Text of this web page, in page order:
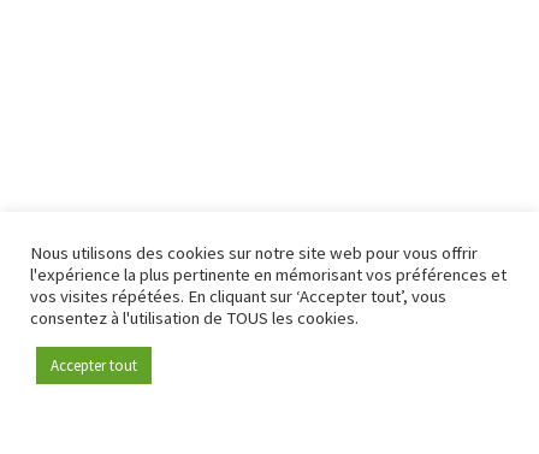
Devenez membre
Nous utilisons des cookies sur notre site web pour vous offrir
l'expérience la plus pertinente en mémorisant vos préférences et
vos visites répétées. En cliquant sur ‘Accepter tout’, vous
consentez à l'utilisation de TOUS les cookies.
Accepter tout